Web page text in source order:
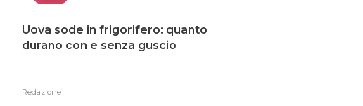
Uova sode in frigorifero: quanto
durano con e senza guscio
Redazione